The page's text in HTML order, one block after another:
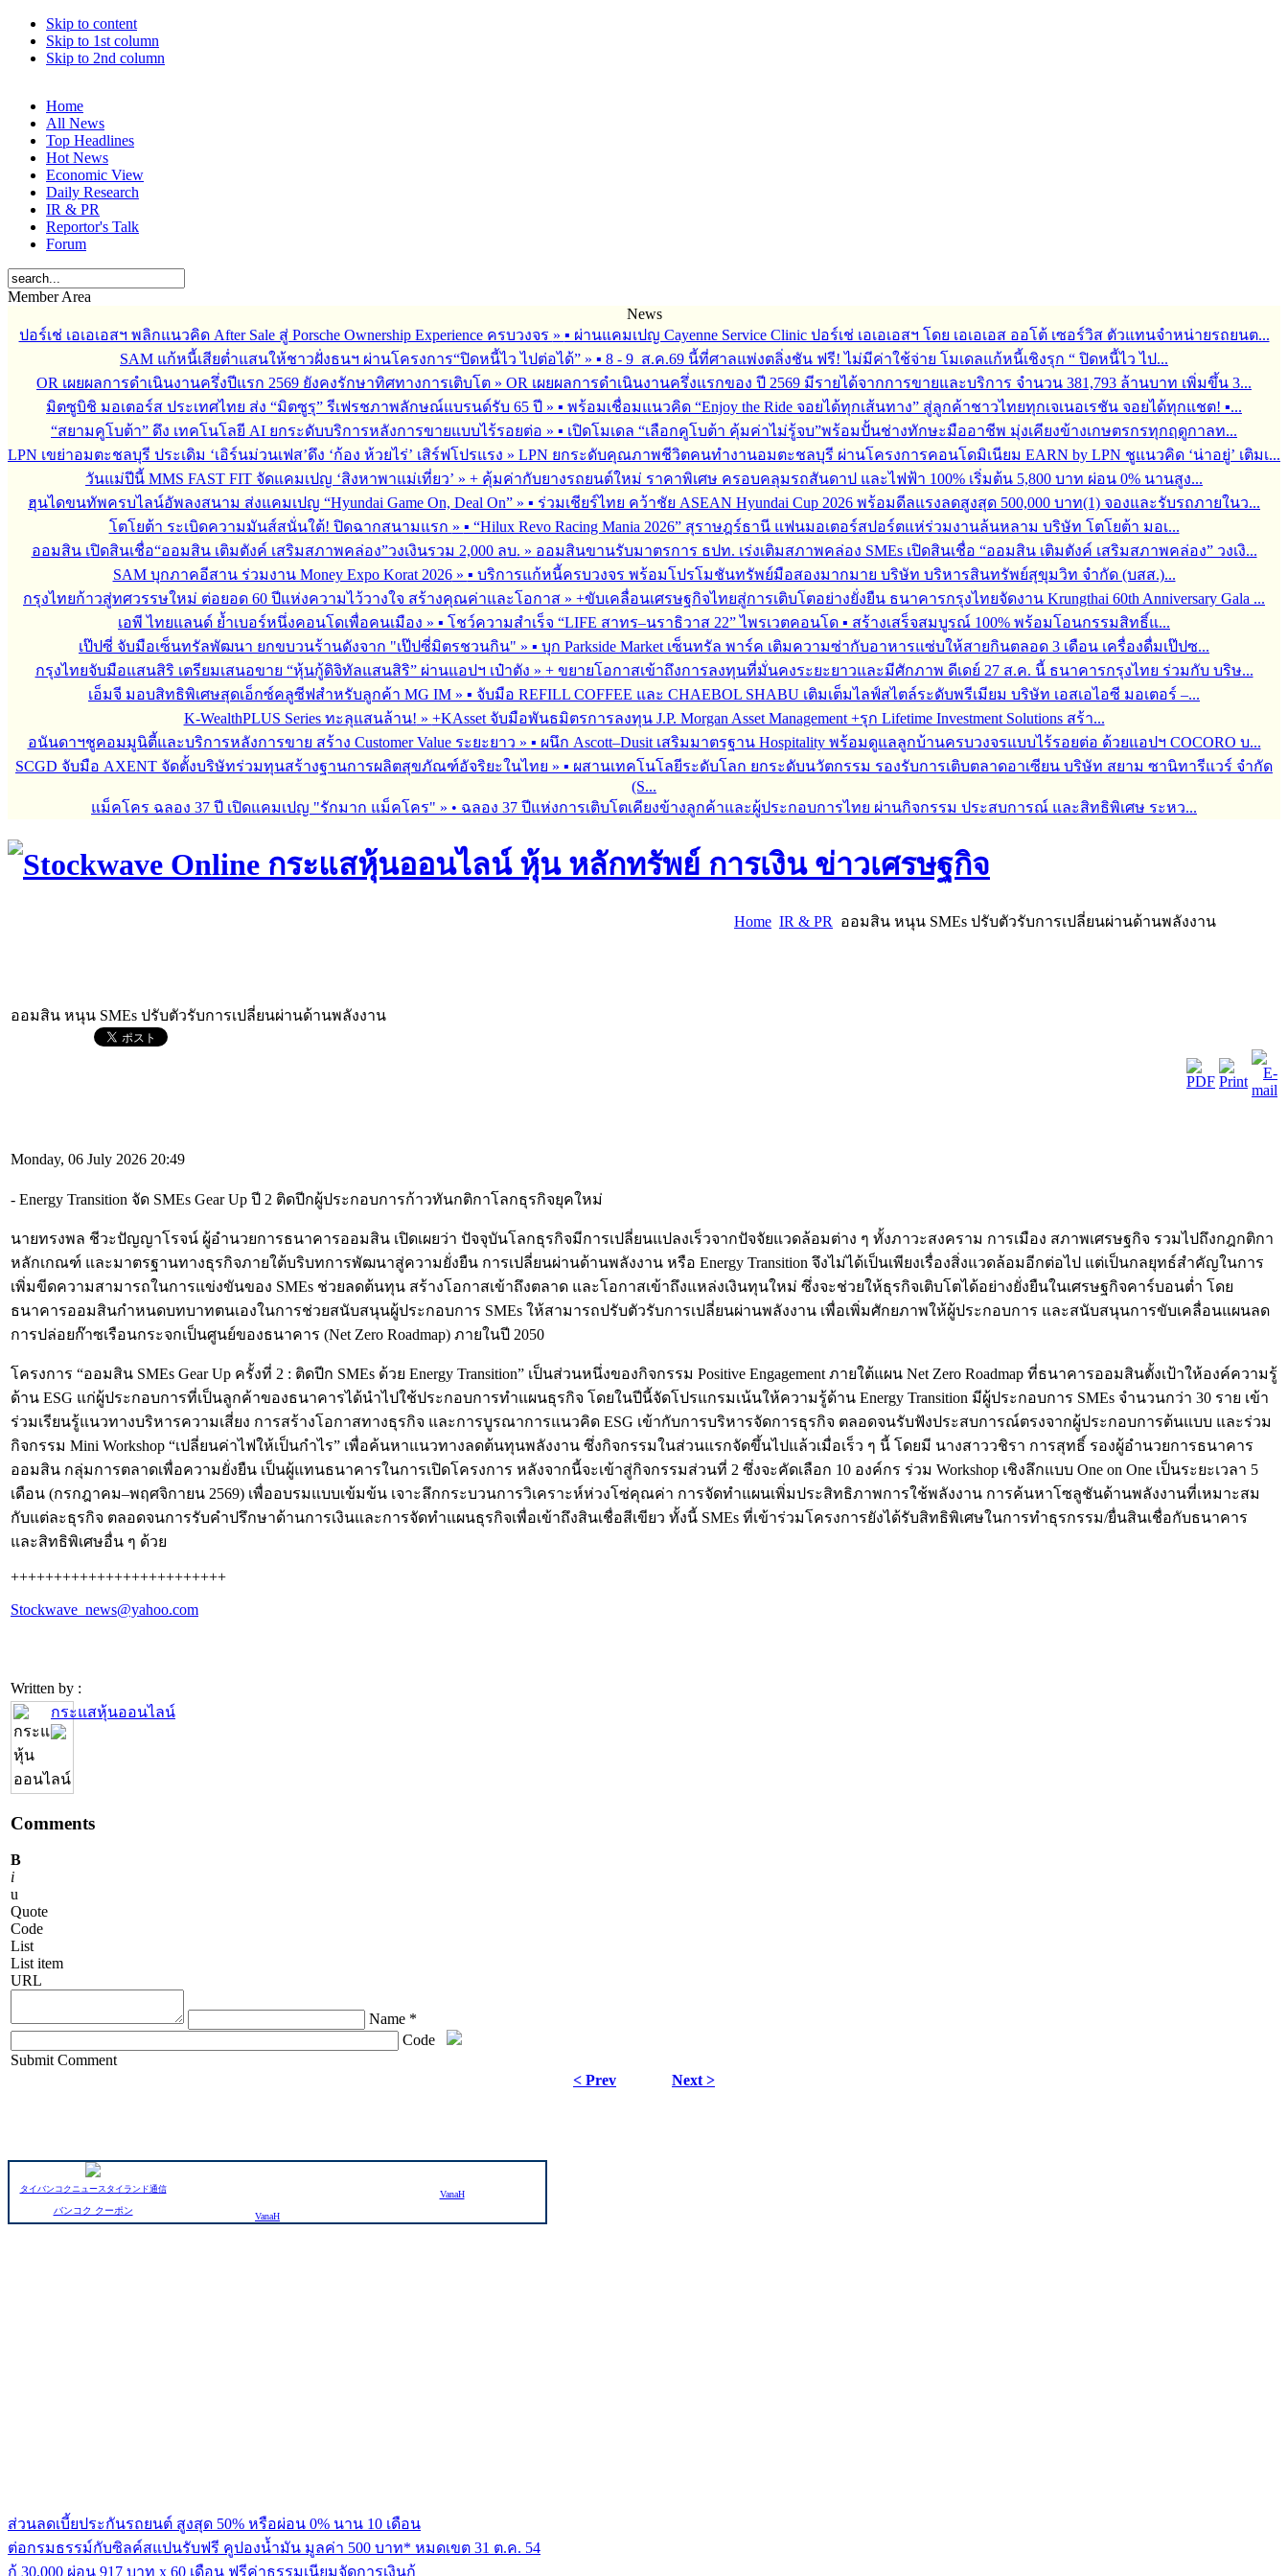
Skip to content
Skip to 1st column
Skip to 2nd column
Home
All News
Top Headlines
Hot News
Economic View
Daily Research
IR & PR
Reportor's Talk
Forum
Member Area
News
ปอร์เช่ เอเอเอสฯ พลิกแนวคิด After Sale สู่ Porsche Ownership Experience ครบวงจร » ▪︎ ผ่านแคมเปญ Cayenne Service Clinic ปอร์เช่ เอเอเอสฯ โดย เอเอเอส ออโต้ เซอร์วิส ตัวแทนจำหน่ายรถยนต...
SAM แก้หนี้เสียต่ำแสนให้ชาวฝั่งธนฯ ผ่านโครงการ“ปิดหนี้ไว ไปต่อได้” » ▪︎ 8 - 9 ส.ค.69 นี้ที่ศาลแพ่งตลิ่งชัน ฟรี! ไม่มีค่าใช้จ่าย โมเดลแก้หนี้เชิงรุก “ ปิดหนี้ไว ไป...
OR เผยผลการดำเนินงานครึ่งปีแรก 2569 ยังคงรักษาทิศทางการเติบโต » OR เผยผลการดำเนินงานครึ่งแรกของ ปี 2569 มีรายได้จากการขายและบริการ จำนวน 381,793 ล้านบาท เพิ่มขึ้น 3...
มิตซูบิชิ มอเตอร์ส ประเทศไทย ส่ง “มิตซูรุ” รีเฟรชภาพลักษณ์แบรนด์รับ 65 ปี » ▪︎ พร้อมเชื่อมแนวคิด “Enjoy the Ride จอยได้ทุกเส้นทาง” สู่ลูกค้าชาวไทยทุกเจเนอเรชัน จอยได้ทุกแชต! ▪...
“สยามคูโบต้า” ดึง เทคโนโลยี AI ยกระดับบริการหลังการขายแบบไร้รอยต่อ » ▪︎ เปิดโมเดล “เลือกคูโบต้า คุ้มค่าไม่รู้จบ”พร้อมปั้นช่างทักษะมืออาชีพ มุ่งเคียงข้างเกษตรกรทุกฤดูกาลท...
LPN เขย่าอมตะชลบุรี ประเดิม ‘เอิร์นม่วนเฟส’ดึง ‘ก้อง ห้วยไร่’ เสิร์ฟโปรแรง » LPN ยกระดับคุณภาพชีวิตคนทำงานอมตะชลบุรี ผ่านโครงการคอนโดมิเนียม EARN by LPN ชูแนวคิด ‘น่าอยู่’ เติมเ...
วันแม่ปีนี้ MMS FAST FIT จัดแคมเปญ ‘สิงหาพาแม่เที่ยว’ » + คุ้มค่ากับยางรถยนต์ใหม่ ราคาพิเศษ ครอบคลุมรถสันดาป และไฟฟ้า 100% เริ่มต้น 5,800 บาท ผ่อน 0% นานสูง...
ฮุนไดขนทัพครบไลน์อัพลงสนาม ส่งแคมเปญ “Hyundai Game On, Deal On” » ▪︎ ร่วมเชียร์ไทย คว้าชัย ASEAN Hyundai Cup 2026 พร้อมดีลแรงลดสูงสุด 500,000 บาท(1) จองและรับรถภายในว...
โตโยต้า ระเบิดความมันส์สนั่นใต้! ปิดฉากสนามแรก » ▪︎ “Hilux Revo Racing Mania 2026” สุราษฎร์ธานี แฟนมอเตอร์สปอร์ตแห่ร่วมงานล้นหลาม บริษัท โตโยต้า มอเ...
ออมสิน เปิดสินเชื่อ“ออมสิน เติมตังค์ เสริมสภาพคล่อง”วงเงินรวม 2,000 ลบ. » ออมสินขานรับมาตรการ ธปท. เร่งเติมสภาพคล่อง SMEs เปิดสินเชื่อ “ออมสิน เติมตังค์ เสริมสภาพคล่อง” วงเงิ...
SAM บุกภาคอีสาน ร่วมงาน Money Expo Korat 2026» ▪︎ บริการแก้หนี้ครบวงจร พร้อมโปรโมชันทรัพย์มือสองมากมาย บริษัท บริหารสินทรัพย์สุขุมวิท จำกัด (บสส.)...
กรุงไทยก้าวสู่ทศวรรษใหม่ ต่อยอด 60 ปีแห่งความไว้วางใจ สร้างคุณค่าและโอกาส » +ขับเคลื่อนเศรษฐกิจไทยสู่การเติบโตอย่างยั่งยืน ธนาคารกรุงไทยจัดงาน Krungthai 60th Anniversary Gala ...
เอพี ไทยแลนด์ ย้ำเบอร์หนึ่งคอนโดเพื่อคนเมือง » ▪︎ โชว์ความสำเร็จ “LIFE สาทร–นราธิวาส 22” ไพรเวตคอนโด ▪︎ สร้างเสร็จสมบูรณ์ 100% พร้อมโอนกรรมสิทธิ์แ...
เป๊ปซี่ จับมือเซ็นทรัลพัฒนา ยกขบวนร้านดังจาก "เป๊ปซี่มิตรชวนกิน" » ▪︎ บุก Parkside Market เซ็นทรัล พาร์ค เติมความซ่ากับอาหารแซ่บให้สายกินตลอด 3 เดือน เครื่องดื่มเป๊ปซ...
กรุงไทยจับมือแสนสิริ เตรียมเสนอขาย “หุ้นกู้ดิจิทัลแสนสิริ” ผ่านแอปฯ เป๋าตัง » + ขยายโอกาสเข้าถึงการลงทุนที่มั่นคงระยะยาวและมีศักภาพ ดีเดย์ 27 ส.ค. นี้ ธนาคารกรุงไทย ร่วมกับ บริษ...
เอ็มจี มอบสิทธิพิเศษสุดเอ็กซ์คลูซีฟสำหรับลูกค้า MG IM » ▪︎ จับมือ REFILL COFFEE และ CHAEBOL SHABU เติมเต็มไลฟ์สไตล์ระดับพรีเมียม บริษัท เอสเอไอซี มอเตอร์ –...
K-WealthPLUS Series ทะลุแสนล้าน! » +KAsset จับมือพันธมิตรการลงทุน J.P. Morgan Asset Management +รุก Lifetime Investment Solutions สร้า...
อนันดาฯชูคอมมูนิตี้และบริการหลังการขาย สร้าง Customer Value ระยะยาว » ▪︎ ผนึก Ascott–Dusit เสริมมาตรฐาน Hospitality พร้อมดูแลลูกบ้านครบวงจรแบบไร้รอยต่อ ด้วยแอปฯ COCORO บ...
SCGD จับมือ AXENT จัดตั้งบริษัทร่วมทุนสร้างฐานการผลิตสุขภัณฑ์อัจริยะในไทย » ▪︎ ผสานเทคโนโลยีระดับโลก ยกระดับนวัตกรรม รองรับการเติบตลาดอาเซียน บริษัท สยาม ซานิทารีแวร์ จำกัด
(S...
แม็คโคร ฉลอง 37 ปี เปิดแคมเปญ "รักมาก แม็คโคร" » • ฉลอง 37 ปีแห่งการเติบโตเคียงข้างลูกค้าและผู้ประกอบการไทย ผ่านกิจกรรม ประสบการณ์ และสิทธิพิเศษ ระหว...
Home IR & PR ออมสิน หนุน SMEs ปรับตัวรับการเปลี่ยนผ่านด้านพลังงาน
ออมสิน หนุน SMEs ปรับตัวรับการเปลี่ยนผ่านด้านพลังงาน
Monday, 06 July 2026 20:49
- Energy Transition จัด SMEs Gear Up ปี 2 ติดปีกผู้ประกอบการก้าวทันกติกาโลกธุรกิจยุคใหม่
นายทรงพล ชีวะปัญญาโรจน์ ผู้อำนวยการธนาคารออมสิน เปิดเผยว่า ปัจจุบันโลกธุรกิจมีการเปลี่ยนแปลงเร็วจากปัจจัยแวดล้อมต่าง ๆ ทั้งภาวะสงคราม การเมือง สภาพเศรษฐกิจ รวมไปถึงกฎกติกา
หลักเกณฑ์ และมาตรฐานทางธุรกิจภายใต้บริบทการพัฒนาสู่ความยั่งยืน การเปลี่ยนผ่านด้านพลังงาน หรือ Energy Transition จึงไม่ได้เป็นเพียงเรื่องสิ่งแวดล้อมอีกต่อไป แต่เป็นกลยุทธ์สำคัญในการ
เพิ่มขีดความสามารถในการแข่งขันของ SMEs ช่วยลดต้นทุน สร้างโอกาสเข้าถึงตลาด และโอกาสเข้าถึงแหล่งเงินทุนใหม่ ซึ่งจะช่วยให้ธุรกิจเติบโตได้อย่างยั่งยืนในเศรษฐกิจคาร์บอนต่ำ โดย
ธนาคารออมสินกำหนดบทบาทตนเองในการช่วยสนับสนุนผู้ประกอบการ SMEs ให้สามารถปรับตัวรับการเปลี่ยนผ่านพลังงาน เพื่อเพิ่มศักยภาพให้ผู้ประกอบการ และสนับสนุนการขับเคลื่อนแผนลด
การปล่อยก๊าซเรือนกระจกเป็นศูนย์ของธนาคาร (Net Zero Roadmap) ภายในปี 2050
โครงการ “ออมสิน SMEs Gear Up ครั้งที่ 2 : ติดปีก SMEs ด้วย Energy Transition” เป็นส่วนหนึ่งของกิจกรรม Positive Engagement ภายใต้แผน Net Zero Roadmap ที่ธนาคารออมสินตั้งเป้าให้องค์ความรู้
ด้าน ESG แก่ผู้ประกอบการที่เป็นลูกค้าของธนาคารได้นำไปใช้ประกอบการทำแผนธุรกิจ โดยในปีนี้จัดโปรแกรมเน้นให้ความรู้ด้าน Energy Transition มีผู้ประกอบการ SMEs จำนวนกว่า 30 ราย เข้า
ร่วมเรียนรู้แนวทางบริหารความเสี่ยง การสร้างโอกาสทางธุรกิจ และการบูรณาการแนวคิด ESG เข้ากับการบริหารจัดการธุรกิจ ตลอดจนรับฟังประสบการณ์ตรงจากผู้ประกอบการต้นแบบ และร่วม
กิจกรรม Mini Workshop “เปลี่ยนค่าไฟให้เป็นกำไร” เพื่อค้นหาแนวทางลดต้นทุนพลังงาน ซึ่งกิจกรรมในส่วนแรกจัดขึ้นไปแล้วเมื่อเร็ว ๆ นี้ โดยมี นางสาววชิรา การสุทธิ์ รองผู้อำนวยการธนาคาร
ออมสิน กลุ่มการตลาดเพื่อความยั่งยืน เป็นผู้แทนธนาคารในการเปิดโครงการ หลังจากนี้จะเข้าสู่กิจกรรมส่วนที่ 2 ซึ่งจะคัดเลือก 10 องค์กร ร่วม Workshop เชิงลึกแบบ One on One เป็นระยะเวลา 5
เดือน (กรกฎาคม–พฤศจิกายน 2569) เพื่ออบรมแบบเข้มข้น เจาะลึกกระบวนการวิเคราะห์ห่วงโซ่คุณค่า การจัดทำแผนเพิ่มประสิทธิภาพการใช้พลังงาน การค้นหาโซลูชันด้านพลังงานที่เหมาะสม
กับแต่ละธุรกิจ ตลอดจนการรับคำปรึกษาด้านการเงินและการจัดทำแผนธุรกิจเพื่อเข้าถึงสินเชื่อสีเขียว ทั้งนี้ SMEs ที่เข้าร่วมโครงการยังได้รับสิทธิพิเศษในการทำธุรกรรม/ยื่นสินเชื่อกับธนาคาร
และสิทธิพิเศษอื่น ๆ ด้วย
+++++++++++++++++++++++++
Stockwave_news@yahoo.com
Written by :
กระแสหุ้นออนไลน์
Comments
B
i
u
Quote
Code
List
List item
URL
Name *
Code
Submit Comment
< Prev
Next >
タイバンコクニュースタイランド通信
VanaH
バンコク クーポン
VanaH
ส่วนลดเบี้ยประกันรถยนต์ สูงสุด 50% หรือผ่อน 0% นาน 10 เดือน
ต่อกรมธรรม์กับซิลค์สแปนรับฟรี คูปองน้ำมัน มูลค่า 500 บาท* หมดเขต 31 ต.ค. 54
กู้ 30,000 ผ่อน 917 บาท x 60 เดือน ฟรีค่าธรรมเนียมจัดการเงินกู้